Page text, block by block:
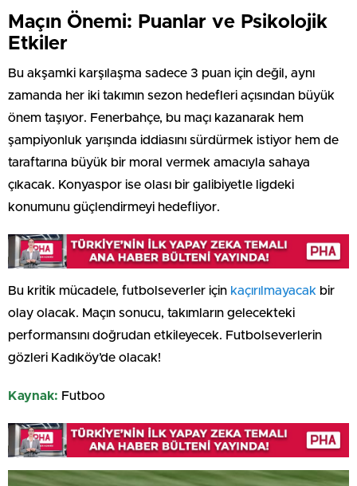
Maçın Önemi: Puanlar ve Psikolojik
Etkiler
Bu akşamki karşılaşma sadece 3 puan için değil, aynı
zamanda her iki takımın sezon hedefleri açısından büyük
önem taşıyor. Fenerbahçe, bu maçı kazanarak hem
şampiyonluk yarışında iddiasını sürdürmek istiyor hem de
taraftarına büyük bir moral vermek amacıyla sahaya
çıkacak. Konyaspor ise olası bir galibiyetle ligdeki
konumunu güçlendirmeyi hedefliyor.
Bu kritik mücadele, futbolseverler için kaçırılmayacak bir
olay olacak. Maçın sonucu, takımların gelecekteki
performansını doğrudan etkileyecek. Futbolseverlerin
gözleri Kadıköy’de olacak!
Kaynak: Futboo